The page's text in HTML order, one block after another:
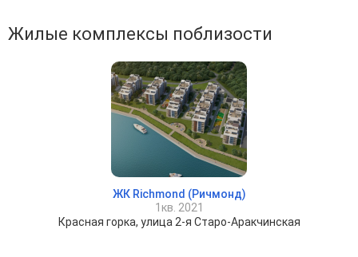
Жилые комплексы поблизости
ЖК Richmond (Ричмонд)
1кв. 2021
Красная горка, улица 2-я Старо-Аракчинская